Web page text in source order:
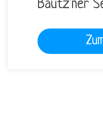
Bautz'ner